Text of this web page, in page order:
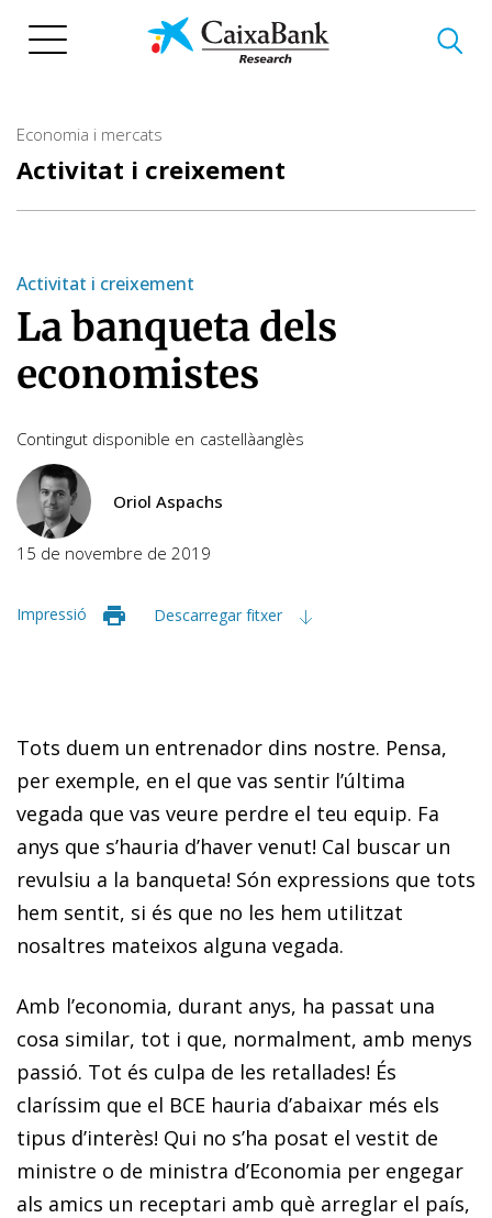
Economia i mercats
Activitat i creixement
Activitat i creixement
La banqueta dels
economistes
Contingut disponible en castellàanglès
Oriol Aspachs
15 de novembre de 2019
Impressió Descarregar fitxer
Tots duem un entrenador dins nostre. Pensa,
per exemple, en el que vas sentir l’última
vegada que vas veure perdre el teu equip. Fa
anys que s’hauria d’haver venut! Cal buscar un
revulsiu a la banqueta! Són expressions que tots
hem sentit, si és que no les hem utilitzat
nosaltres mateixos alguna vegada.
Amb l’economia, durant anys, ha passat una
cosa similar, tot i que, normalment, amb menys
passió. Tot és culpa de les retallades! És
claríssim que el BCE hauria d’abaixar més els
tipus d’interès! Qui no s’ha posat el vestit de
ministre o de ministra d’Economia per engegar
als amics un re­­ceptari amb què arreglar el país,